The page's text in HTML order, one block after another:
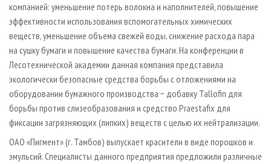
компанией: уменьшение потерь волокна и наполнителей, повышение
эффективности использования вспомогательных химических
веществ, уменьшение объема свежей воды, снижение расхода пара
на сушку бумаги и повышение качества бумаги. На конференции в
Лесотехнической академии данная компания представила
экологически безопасные средства борьбы с отложениями на
оборудовании бумажного производства − добавку Tallofin для
борьбы против слизеобразования и средство Praestafix для
фиксации загрязняющих (липких) веществ с целью их нейтрализации.
ОАО «Пигмент» (г. Тамбов) выпускает красители в виде порошков и
эмульсий. Специалисты данного предприятия предложили различные